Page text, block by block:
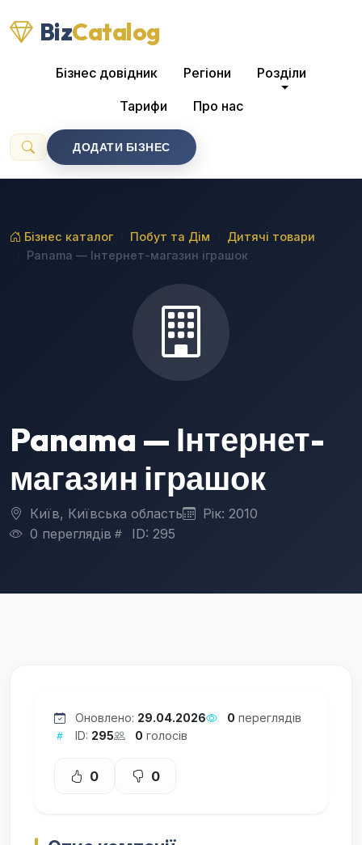
BizCatalog
Бізнес довідник Регіони Розділи
Тарифи Про нас
ДОДАТИ БІЗНЕС
Бізнес каталог Побут та Дім
Дитячі товари
Panama — Інтернет-магазин іграшок
Panama — Інтернет-
магазин іграшок
Київ, Київська область
Рік: 2010
0 переглядів
ID: 295
Оновлено: 29.04.2026 0 переглядів
ID: 295 0 голосів
0 0